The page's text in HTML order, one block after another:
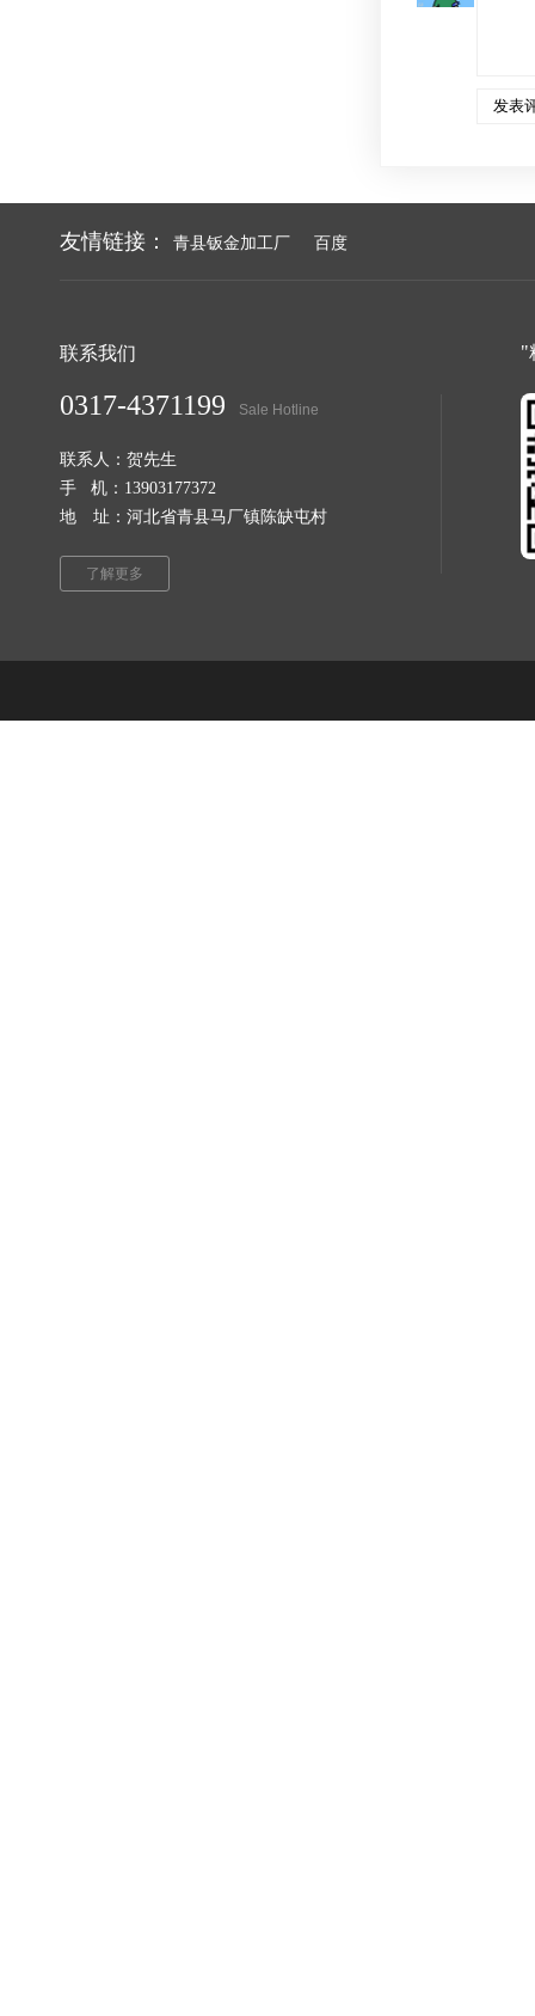
友情链接： 青县钣金加工厂 百度
联系我们
0317-4371199 Sale Hotline
联系人：贺先生
手 机：13903177372
地 址：河北省青县马厂镇陈缺屯村
了解更多
"